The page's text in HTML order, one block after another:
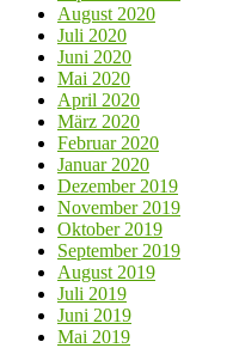
August 2020
Juli 2020
Juni 2020
Mai 2020
April 2020
März 2020
Februar 2020
Januar 2020
Dezember 2019
November 2019
Oktober 2019
September 2019
August 2019
Juli 2019
Juni 2019
Mai 2019